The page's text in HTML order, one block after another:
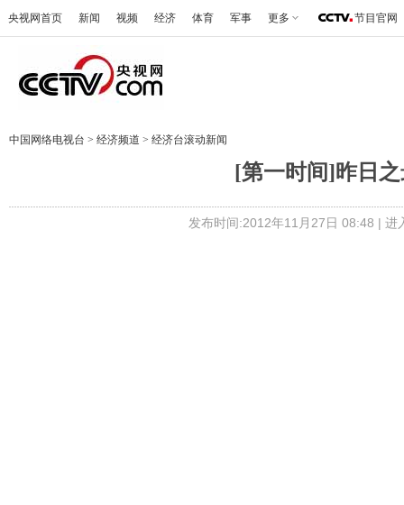
央视网首页 新闻 视频 经济 体育 军事 更多 节目官网
中国网络电视台 > 经济频道 > 经济台滚动新闻
[第一时间]昨日之
发布时间:2012年11月27日 08:48 | 进